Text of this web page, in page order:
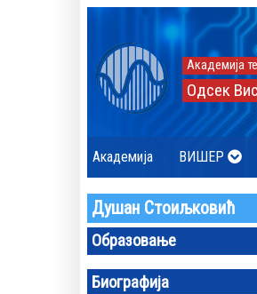
Академија
Одсек
Академија ВИШЕР
Душан Стоиљковић
Образовање
Биографија